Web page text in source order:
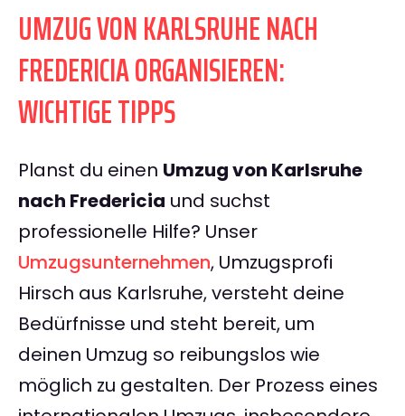
UMZUG VON KARLSRUHE NACH
FREDERICIA ORGANISIEREN:
WICHTIGE TIPPS
Planst du einen Umzug von Karlsruhe
nach Fredericia und suchst
professionelle Hilfe? Unser
Umzugsunternehmen, Umzugsprofi
Hirsch aus Karlsruhe, versteht deine
Bedürfnisse und steht bereit, um
deinen Umzug so reibungslos wie
möglich zu gestalten. Der Prozess eines